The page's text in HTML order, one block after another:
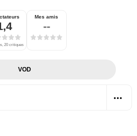
20 critiques
Mes amis
--
VOD